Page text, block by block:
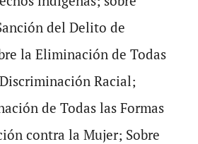
del Delito de
la Eliminación de Todas
Racial;
de Todas las Formas
contra la Mujer; Sobre